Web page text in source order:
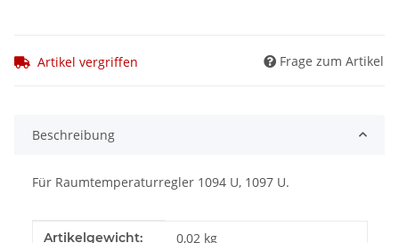
Artikel vergriffen Frage zum Artikel
Beschreibung
Für Raumtemperaturregler 1094 U, 1097 U.
Produkteigenschaft
Wert
Artikelgewicht: 0,02 kg